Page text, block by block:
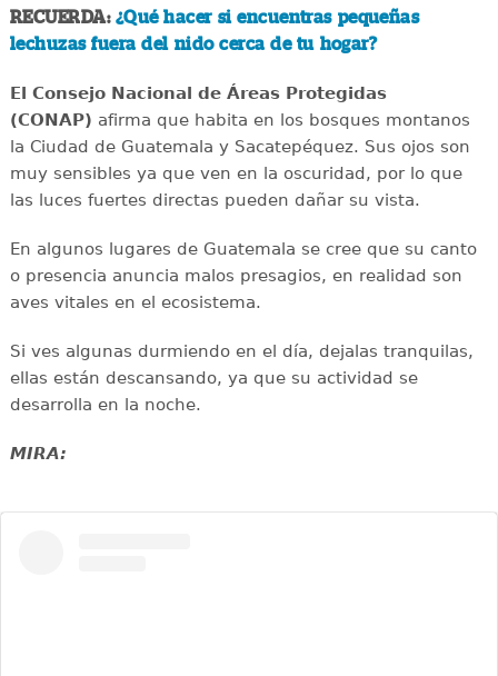
RECUERDA: ¿Qué hacer si encuentras pequeñas
lechuzas fuera del nido cerca de tu hogar?
El Consejo Nacional de Áreas Protegidas
(CONAP) afirma que habita en los bosques montanos
la Ciudad de Guatemala y Sacatepéquez. Sus ojos son
muy sensibles ya que ven en la oscuridad, por lo que
las luces fuertes directas pueden dañar su vista.
En algunos lugares de Guatemala se cree que su canto
o presencia anuncia malos presagios, en realidad son
aves vitales en el ecosistema.
Si ves algunas durmiendo en el día, dejalas tranquilas,
ellas están descansando, ya que su actividad se
desarrolla en la noche.
MIRA: